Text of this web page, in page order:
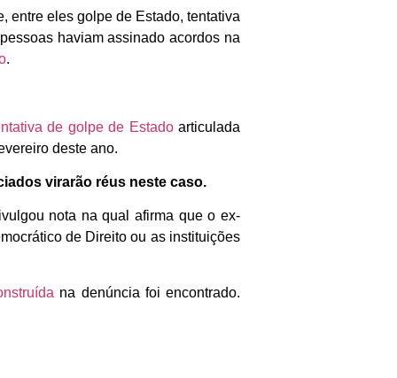
entre eles golpe de Estado, tentativa
haviam assinado acordos na
.
de golpe de Estadoarticulada
deste ano.
virarão réus neste caso.
nota na qual afirma que o ex-
de Direito ou as instituições
na denúncia foi encontrado.